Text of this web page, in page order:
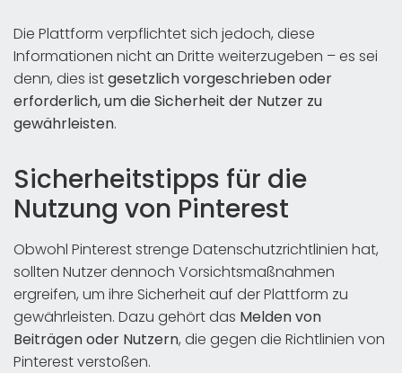
Die Plattform verpflichtet sich jedoch, diese
Informationen nicht an Dritte weiterzugeben – es sei
denn, dies istgesetzlich vorgeschrieben oder
erforderlich, um die Sicherheit der Nutzer zu
gewährleisten.
Sicherheitstipps für die
Nutzung von Pinterest
Obwohl Pinterest strenge Datenschutzrichtlinien hat,
sollten Nutzer dennoch Vorsichtsmaßnahmen
ergreifen, um ihre Sicherheit auf der Plattform zu
gewährleisten. Dazu gehört das Melden von
Beiträgen oder Nutzern, die gegen die Richtlinien von
Pinterest verstoßen.